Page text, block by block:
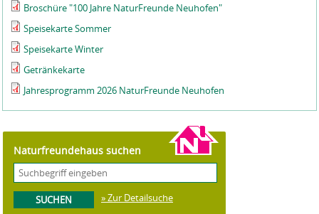
Broschüre "100 Jahre NaturFreunde Neuhofen"
Speisekarte Sommer
Speisekarte Winter
Getränkekarte
Jahresprogramm 2026 NaturFreunde Neuhofen
Naturfreundehaus suchen
» Zur Detailsuche